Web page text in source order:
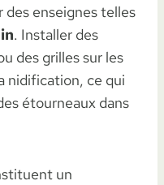
enseignes telles
. Installer des
des grilles sur les
nidification, ce qui
étourneaux dans
un